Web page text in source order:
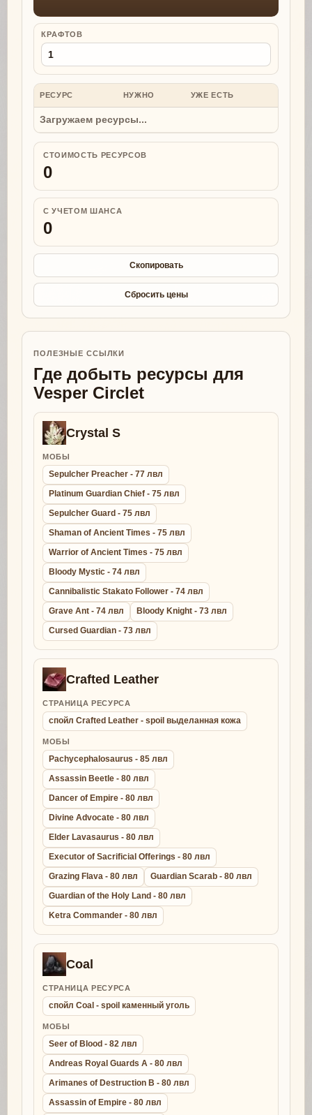
КРАФТОВ
РЕСУРС НУЖНО УЖЕ ЕСТЬ
Загружаем ресурсы...
СТОИМОСТЬ РЕСУРСОВ
0
С УЧЕТОМ ШАНСА
0
Скопировать
Сбросить цены
ПОЛЕЗНЫЕ ССЫЛКИ
Где добыть ресурсы для
Vesper Circlet
Crystal S
МОБЫ
Sepulcher Preacher - 77 лвл
Platinum Guardian Chief - 75 лвл
Sepulcher Guard - 75 лвл
Shaman of Ancient Times - 75 лвл
Warrior of Ancient Times - 75 лвл
Bloody Mystic - 74 лвл
Cannibalistic Stakato Follower - 74 лвл
Grave Ant - 74 лвл
Bloody Knight - 73 лвл
Cursed Guardian - 73 лвл
Crafted Leather
СТРАНИЦА РЕСУРСА
спойл Crafted Leather - spoil выделанная кожа
МОБЫ
Pachycephalosaurus - 85 лвл
Assassin Beetle - 80 лвл
Dancer of Empire - 80 лвл
Divine Advocate - 80 лвл
Elder Lavasaurus - 80 лвл
Executor of Sacrificial Offerings - 80 лвл
Grazing Flava - 80 лвл
Guardian Scarab - 80 лвл
Guardian of the Holy Land - 80 лвл
Ketra Commander - 80 лвл
Coal
СТРАНИЦА РЕСУРСА
спойл Coal - spoil каменный уголь
МОБЫ
Seer of Blood - 82 лвл
Andreas Royal Guards A - 80 лвл
Arimanes of Destruction B - 80 лвл
Assassin of Empire - 80 лвл